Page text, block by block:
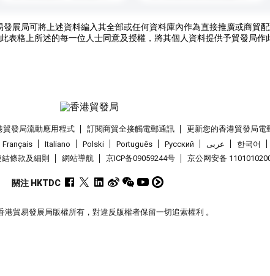
發展局可將上述資料編入其全部或任何資料庫內作為直接推廣或商貿
表格上所述的每一位人士同意及授權，將其個人資料提供予貿發局作
貿發局流動應用程式 訂閱商貿全接觸電郵通訊 更新您的香港貿發局電
Français Italiano Polski Português Pусский عربى 한국어
結條款及細則 網站導航 京ICP备09059244号 京公网安备
關注 HKTDC
港貿易發展局版權所有，對違反版權者保留一切追索權利 。